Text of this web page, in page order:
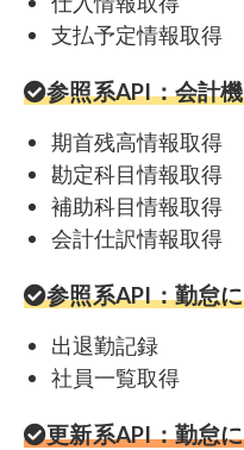
支払予定情報取得
参照系API：会計
期首残高情報取得
勘定科目情報取得
補助科目情報取得
会計仕訳情報取得
参照系API：勤怠
出退勤記録
社員一覧取得
更新系API：勤怠